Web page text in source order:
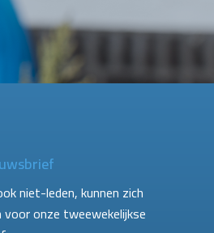
niet-leden, kunnen zich
voor onze tweewekelijkse